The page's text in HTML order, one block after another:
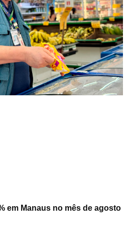
em Manaus no mês de agosto